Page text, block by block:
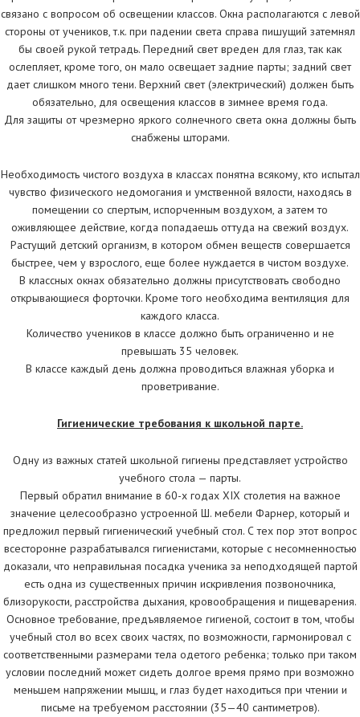
связано с вопросом об освещении классов. Окна располагаются с левой
стороны от учеников, т.к. при падении света справа пишущий затемнял
бы своей рукой тетрадь. Передний свет вреден для глаз, так как
ослепляет, кроме того, он мало освещает задние парты; задний свет
дает слишком много тени. Верхний свет (электрический) должен быть
обязательно, для освещения классов в зимнее время года.
Для защиты от чрезмерно яркого солнечного света окна должны быть
снабжены шторами.
Необходимость чистого воздуха в классах понятна всякому, кто испытал
чувство физического недомогания и умственной вялости, находясь в
помещении со спертым, испорченным воздухом, а затем то
оживляющее действие, когда попадаешь оттуда на свежий воздух.
Растущий детский организм, в котором обмен веществ совершается
быстрее, чем у взрослого, еще более нуждается в чистом воздухе.
В классных окнах обязательно должны присутствовать свободно
открывающиеся форточки. Кроме того необходима вентиляция для
каждого класса.
Количество учеников в классе должно быть ограниченно и не
превышать 35 человек.
В классе каждый день должна проводиться влажная уборка и
проветривание.
Гигиенические требования к школьной парте.
Одну из важных статей школьной гигиены представляет устройство
учебного стола — парты.
Первый обратил внимание в 60-х годах XIX столетия на важное
значение целесообразно устроенной Ш. мебели Фарнер, который и
предложил первый гигиенический учебный стол. С тех пор этот вопрос
всесторонне разрабатывался гигиенистами, которые с несомненностью
доказали, что неправильная посадка ученика за неподходящей партой
есть одна из существенных причин искривления позвоночника,
близорукости, расстройства дыхания, кровообращения и пищеварения.
Основное требование, предъявляемое гигиеной, состоит в том, чтобы
учебный стол во всех своих частях, по возможности, гармонировал с
соответственными размерами тела одетого ребенка; только при таком
условии последний может сидеть долгое время прямо при возможно
меньшем напряжении мышц, и глаз будет находиться при чтении и
письме на требуемом расстоянии (35—40 сантиметров).